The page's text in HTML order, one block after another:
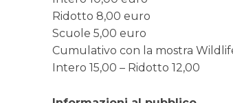
Ridotto 8,00 euro
Scuole 5,00 euro
Cumulativo con la mostra
Intero 15,00 – Ridotto 12,00